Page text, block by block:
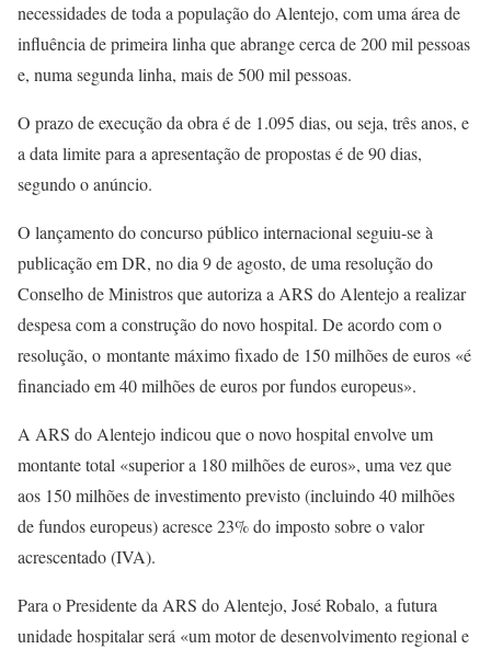
necessidades de toda a população do Alentejo, com uma área de
influência de primeira linha que abrange cerca de 200 mil pessoas
e, numa segunda linha, mais de 500 mil pessoas.
O prazo de execução da obra é de 1.095 dias, ou seja, três anos, e
a data limite para a apresentação de propostas é de 90 dias,
segundo o anúncio.
O lançamento do concurso público internacional seguiu-se à
publicação em DR, no dia 9 de agosto, de uma resolução do
Conselho de Ministros que autoriza a ARS do Alentejo a realizar
despesa com a construção do novo hospital. De acordo com o
resolução, o montante máximo fixado de 150 milhões de euros «é
financiado em 40 milhões de euros por fundos europeus».
A ARS do Alentejo indicou que o novo hospital envolve um
montante total «superior a 180 milhões de euros», uma vez que
aos 150 milhões de investimento previsto (incluindo 40 milhões
de fundos europeus) acresce 23% do imposto sobre o valor
acrescentado (IVA).
Para o Presidente da ARS do Alentejo, José Robalo, a futura
unidade hospitalar será «um motor de desenvolvimento regional e